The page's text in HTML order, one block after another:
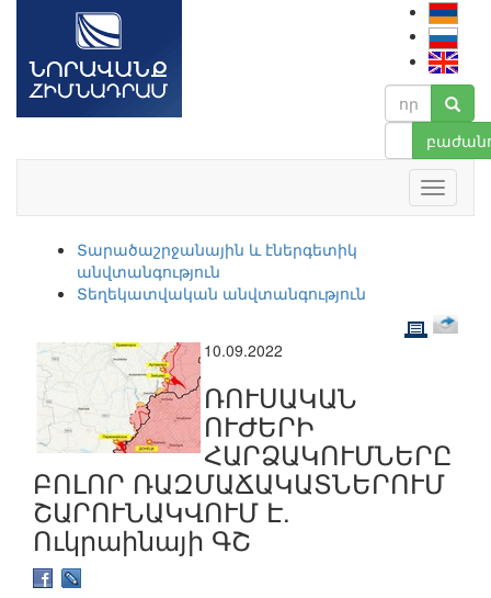
Տարածաշրջանային և էներգետիկ
անվտանգություն
Տեղեկատվական անվտանգություն
10.09.2022
ՌՈՒՍԱԿԱՆ
ՈՒԺԵՐԻ
ՀԱՐՁԱԿՈՒՄՆԵՐԸ
ԲՈԼՈՐ ՌԱԶՄԱՃԱԿԱՏՆԵՐՈՒՄ
ՇԱՐՈՒՆԱԿՎՈՒՄ Է.
Ուկրաինայի ԳՇ